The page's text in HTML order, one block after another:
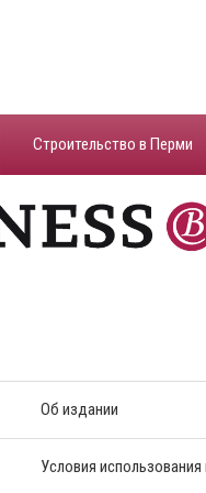
Строительство в Перми
Об издании
Условия